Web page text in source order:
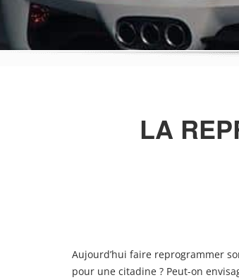
LA
Aujourd’hui faire reprogrammer
pour une citadine ? Peut-on